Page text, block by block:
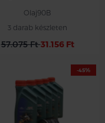
Olaj90B
3 darab készleten
57.075 Ft31.156 Ft
-45%